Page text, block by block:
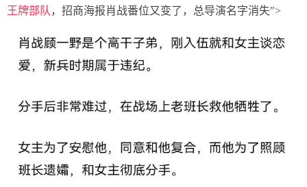
王牌部队 ，招商海报肖战番位又变了，总导演名字消失">